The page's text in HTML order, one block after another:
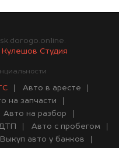
Студия
Авто в аресте
на запчасти
Авто на разбор
Авто с пробегом
Выкуп авто у банков